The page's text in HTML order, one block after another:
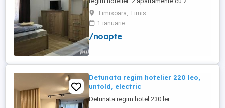
dormitoare, baie si bucatarie proprie. (4
locuri cazare in fiecare apartament) 1
apartament cu 1 dormitor, baie si
bucatarie proprie. (3 locuri cazare) Fiecare
Timisoara, Timis
1 ianuarie
/noapte
Detunata regim hotelier 220 leo,
untold, electric
Detunata regim hotel 230 lei